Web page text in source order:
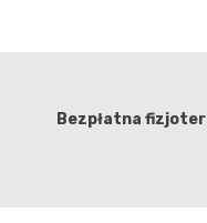
Bezpłatna